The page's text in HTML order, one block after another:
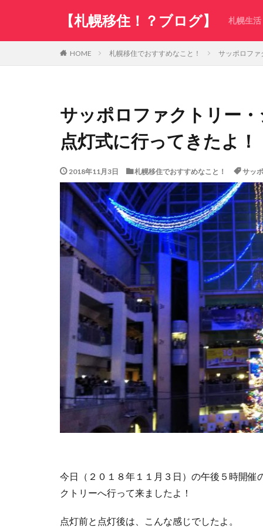
【札幌移住！？ブログ】 札幌生活
HOME 札幌移住でおすすめなこと！ サッポロファ
サッポロファクトリー
点灯式に行ってきたよ！
2018年11月3日 札幌移住でおすすめなこと！ サッ
今日（２０１８年１１月３日）の午後５時開
クトリーへ行って来ましたよ！
点灯前と点灯後は、こんな感じでしたよ。